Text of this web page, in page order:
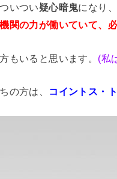
いつい疑心暗鬼になり、
関の力が働いていて、
もいると思います。 (私
の方は、 コイントス・